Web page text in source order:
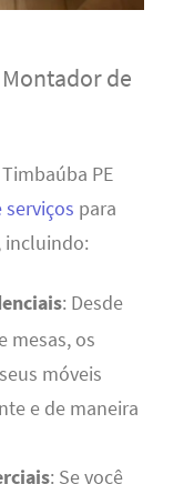
de
PE
serviços para
incluindo:
: Desde
mesas, os
móveis
e de maneira
: Se você